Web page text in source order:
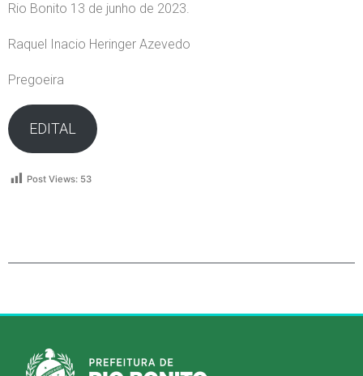
Rio Bonito 13 de junho de 2023.
Raquel Inacio Heringer Azevedo
Pregoeira
EDITAL
Post Views: 53